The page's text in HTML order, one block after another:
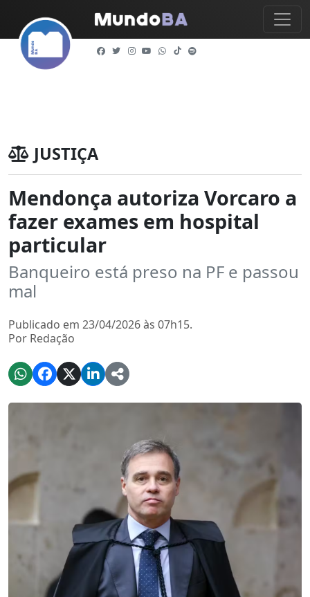
JUSTIÇA
Mendonça autoriza Vorcaro a
fazer exames em hospital
particular
Banqueiro está preso na PF e passou
mal
Publicado em 23/04/2026 às 07h15.
Por Redação